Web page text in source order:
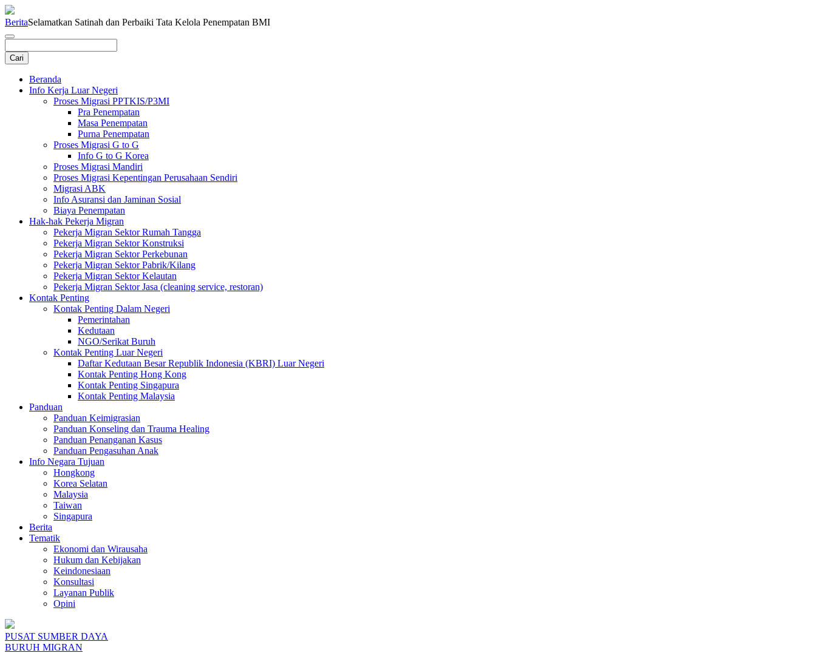
BeritaSelamatkan Satinah dan Perbaiki Tata Kelola Penempatan BMI
Beranda
Info Kerja Luar Negeri
Proses Migrasi PPTKIS/P3MI
Pra Penempatan
Masa Penempatan
Purna Penempatan
Proses Migrasi G to G
Info G to G Korea
Proses Migrasi Mandiri
Proses Migrasi Kepentingan Perusahaan Sendiri
Migrasi ABK
Info Asuransi dan Jaminan Sosial
Biaya Penempatan
Hak-hak Pekerja Migran
Pekerja Migran Sektor Rumah Tangga
Pekerja Migran Sektor Konstruksi
Pekerja Migran Sektor Perkebunan
Pekerja Migran Sektor Pabrik/Kilang
Pekerja Migran Sektor Kelautan
Pekerja Migran Sektor Jasa (cleaning service, restoran)
Kontak Penting
Kontak Penting Dalam Negeri
Pemerintahan
Kedutaan
NGO/Serikat Buruh
Kontak Penting Luar Negeri
Daftar Kedutaan Besar Republik Indonesia (KBRI) Luar Negeri
Kontak Penting Hong Kong
Kontak Penting Singapura
Kontak Penting Malaysia
Panduan
Panduan Keimigrasian
Panduan Konseling dan Trauma Healing
Panduan Penanganan Kasus
Panduan Pengasuhan Anak
Info Negara Tujuan
Hongkong
Korea Selatan
Malaysia
Taiwan
Singapura
Berita
Tematik
Ekonomi dan Wirausaha
Hukum dan Kebijakan
Keindonesiaan
Konsultasi
Layanan Publik
Opini
PUSAT SUMBER DAYA
BURUH MIGRAN